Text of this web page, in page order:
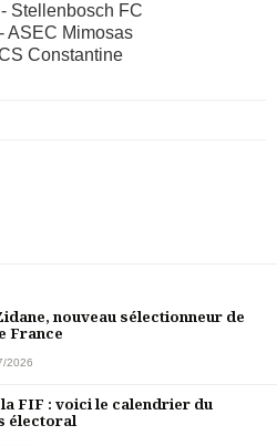
Stellenbosch FC
ASEC Mimosas
Constantine
nouveau sélectionneur de
France
2026
FIF : voici le calendrier du
électoral